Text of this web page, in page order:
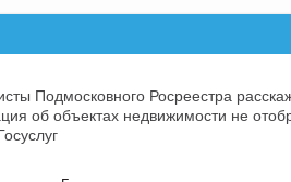
Подмосковного Росреестра
об объектах недвижимости не